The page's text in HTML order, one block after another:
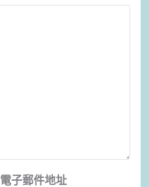
電子郵件地址